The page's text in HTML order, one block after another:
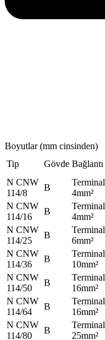
Boyutlar (mm cinsinden)
Tip
Gövde Bağlantı
N CNW
114/8
B
Terminal
4mm²
N CNW
114/16
B
Terminal
4mm²
N CNW
114/25
B
Terminal
6mm²
N CNW
114/36
B
Terminal
10mm²
N CNW
114/50
B
Terminal
16mm²
N CNW
114/64
B
Terminal
16mm²
N CNW
114/80
B
Terminal
25mm²